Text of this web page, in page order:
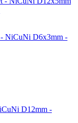
D6x3mm -
D12mm -